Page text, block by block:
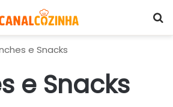
e Snacks
e Snacks